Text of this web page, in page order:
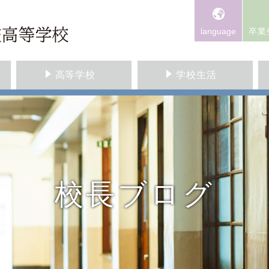
language 卒業
高等学校 学校生活
校長ブログ